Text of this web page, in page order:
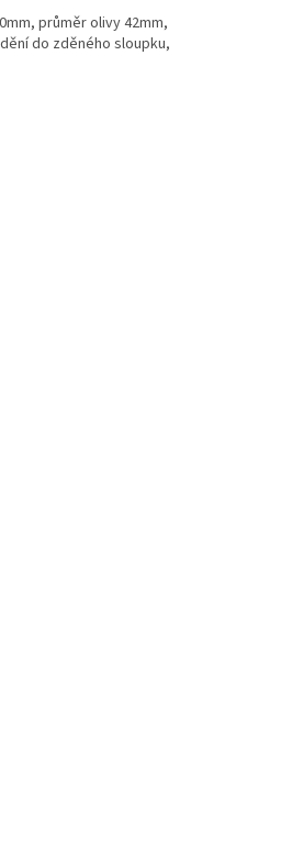
průměr olivy 42mm,
do zděného sloupku,